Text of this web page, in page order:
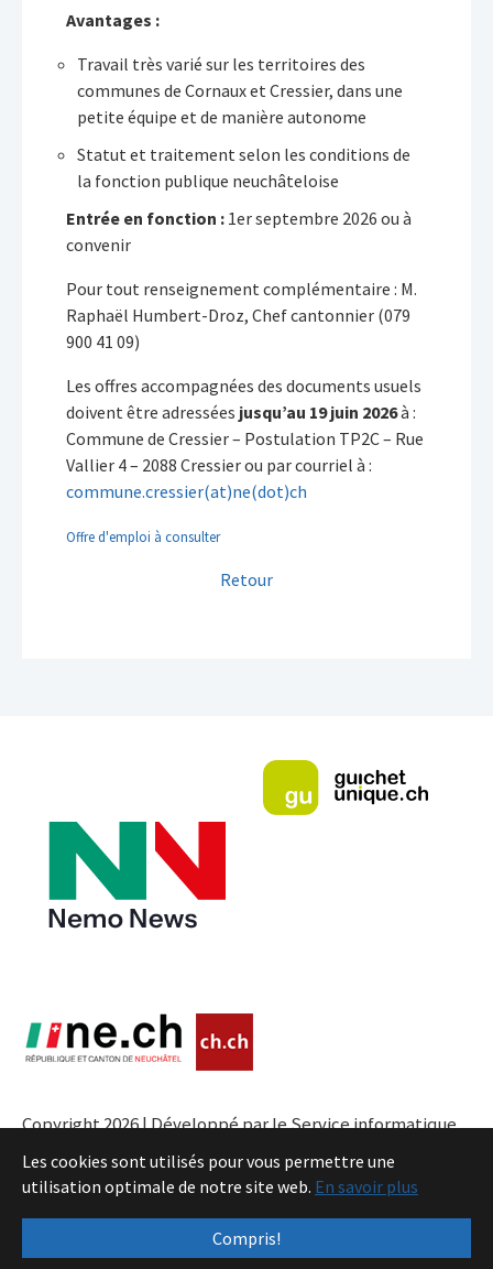
Les cookies sont utilisés pour vous permettre une
utilisation optimale de notre site web. En savoir plus
Compris!
Avantages :
Travail très varié sur les territoires des
communes de Cornaux et Cressier, dans une
petite équipe et de manière autonome
Statut et traitement selon les conditions de
la fonction publique neuchâteloise
Entrée en fonction : 1er septembre 2026 ou à
convenir
Pour tout renseignement complémentaire : M.
Raphaël Humbert-Droz, Chef cantonnier (079
900 41 09)
Les offres accompagnées des documents usuels
doivent être adressées jusqu’au 19 juin 2026à :
Commune de Cressier – Postulation TP2C – Rue
Vallier 4 – 2088 Cressier ou par courriel à :
commune.cressier(at)ne(dot)ch
Offre d'emploi à consulter
Retour
Copyright 2026 | Développé par le Service informatique
de l'Entité neuchâteloise |